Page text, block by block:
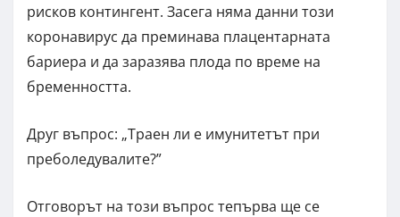
рисков контингент. Засега няма данни този
коронавирус да преминава плацентарната
бариера и да заразява плода по време на
бременността.
Друг въпрос: „Траен ли е имунитетът при
преболедувалите?”
Отговорът на този въпрос тепърва ще се